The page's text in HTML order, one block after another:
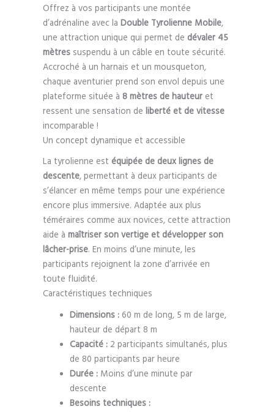
Offrez à vos participants une montée
d’adrénaline avec la Double Tyrolienne Mobile,
une attraction unique qui permet de dévaler 45
mètres suspendu à un câble en toute sécurité.
Accroché à un harnais et un mousqueton,
chaque aventurier prend son envol depuis une
plateforme située à 8 mètres de hauteur et
ressent une sensation de liberté et de vitesse
incomparable !
Un concept dynamique et accessible
La tyrolienne est équipée de deux lignes de
descente, permettant à deux participants de
s’élancer en même temps pour une expérience
encore plus immersive. Adaptée aux plus
téméraires comme aux novices, cette attraction
aide à maîtriser son vertige et développer son
lâcher-prise. En moins d’une minute, les
participants rejoignent la zone d’arrivée en
toute fluidité.
Caractéristiques techniques
Dimensions :60 m de long, 5 m de large,
hauteur de départ 8 m
Capacité :2 participants simultanés, plus
de 80 participants par heure
Durée :Moins d’une minute par
descente
Besoins techniques :